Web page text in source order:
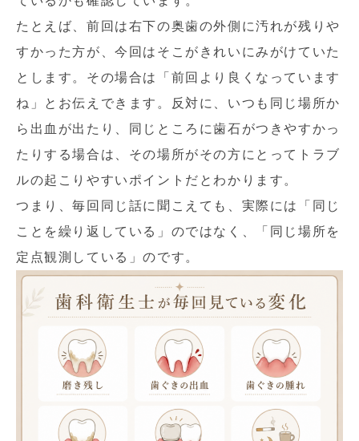
たとえば、前回は右下の奥歯の外側に汚れが残りや
すかった方が、今回はそこがきれいにみがけていた
とします。その場合は「前回より良くなっています
ね」とお伝えできます。反対に、いつも同じ場所か
ら出血が出たり、同じところに歯石がつきやすかっ
たりする場合は、その場所がその方にとってトラブ
ルの起こりやすいポイントだとわかります。
つまり、毎回同じ話に聞こえても、実際には「同じ
ことを繰り返している」のではなく、「同じ場所を
定点観測している」のです。